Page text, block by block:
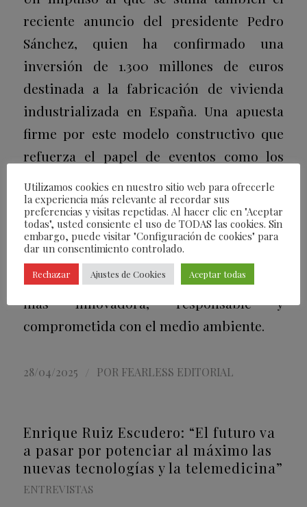
reciente anuncio del presidente Pedro
Sánchez, quien ha confirmado una
inversión de 1.300 millones de euros
destinada a la fabricación de vivienda
industrializada en España. Una apuesta
firme por este modelo constructivo que
refuerza el papel de eventos como los
Modular Awards como catalizadores del
cambio.
Con el respaldo de las instituciones, este
evento ha sido la plataforma ideal para
continuar el camino hacia una industria
más innovadora, responsable y
comprometida con el medio ambiente.
28/04/2025 POR FEARLESS EDITORIAL
Enrique Ruiz Escudero: “El futuro va
a pasar por potenciar al máximo las
nuevas tecnologías y la telemedicina”
ENTREVISTAS
Utilizamos cookies en nuestro sitio web para ofrecerle
la experiencia más relevante al recordar sus
preferencias y visitas repetidas. Al hacer clic en "Aceptar
todas", usted consiente el uso de TODAS las cookies. Sin
embargo, puede visitar "Configuración de cookies" para
dar un consentimiento controlado.
Rechazar Ajustes de Cookies Aceptar todas